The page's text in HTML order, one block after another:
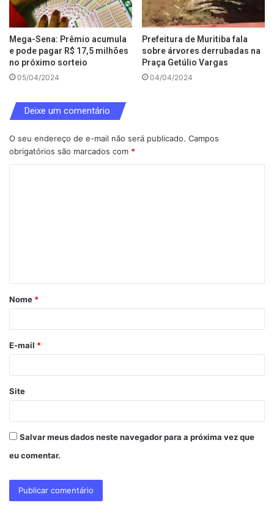
Mega-Sena: Prêmio acumula
e pode pagar R$ 17,5 milhões
no próximo sorteio
05/04/2024
Prefeitura de Muritiba fala
sobre árvores derrubadas na
Praça Getúlio Vargas
04/04/2024
Deixe um comentário
O seu endereço de e-mail não será publicado. Campos
obrigatórios são marcados com *
á
r
*
Nome *
E-mail *
Site
Salvar meus dados neste navegador para a próxima vez que
eu comentar.